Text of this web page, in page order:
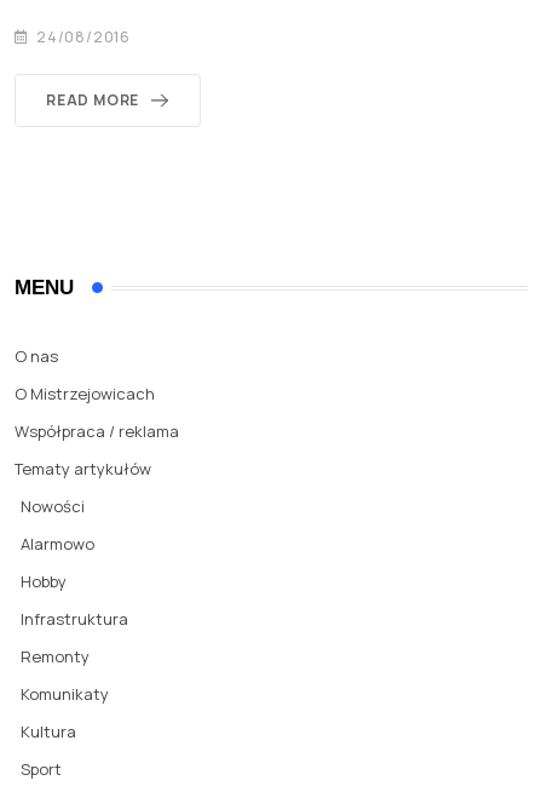
24/08/2016
READ MORE
MENU
O nas
O Mistrzejowicach
Współpraca / reklama
Tematy artykułów
Nowości
Alarmowo
Hobby
Infrastruktura
Remonty
Komunikaty
Kultura
Sport